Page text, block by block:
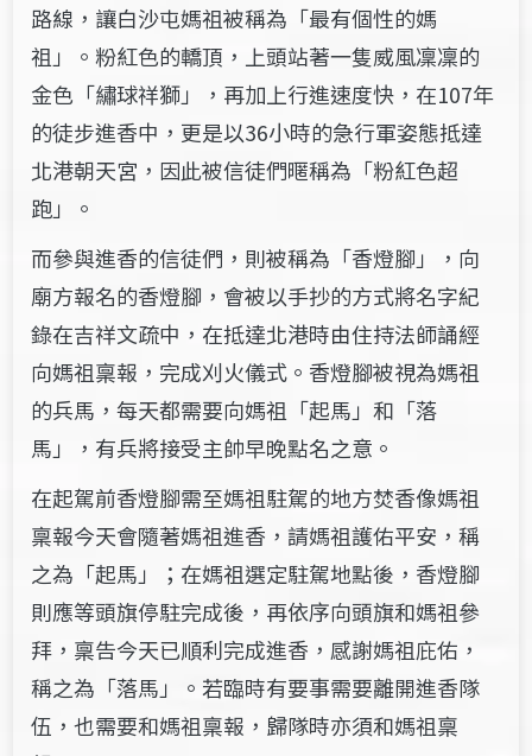
路線，讓白沙屯媽祖被稱為「最有個性的媽
祖」。粉紅色的轎頂，上頭站著一隻威風凜凜的
金色「繡球祥獅」，再加上行進速度快，在107年
的徒步進香中，更是以36小時的急行軍姿態抵達
北港朝天宮，因此被信徒們暱稱為「粉紅色超
跑」。
而參與進香的信徒們，則被稱為「香燈腳」，向
廟方報名的香燈腳，會被以手抄的方式將名字紀
錄在吉祥文疏中，在抵達北港時由住持法師誦經
向媽祖稟報，完成刈火儀式。香燈腳被視為媽祖
的兵馬，每天都需要向媽祖「起馬」和「落
馬」，有兵將接受主帥早晚點名之意。
在起駕前香燈腳需至媽祖駐駕的地方焚香像媽祖
稟報今天會隨著媽祖進香，請媽祖護佑平安，稱
之為「起馬」； 在媽祖選定駐駕地點後，香燈腳
則應等頭旗停駐完成後，再依序向頭旗和媽祖參
拜，稟告今天已順利完成進香，感謝媽祖庇佑，
稱之為「落馬」。若臨時有要事需要離開進香隊
伍，也需要和媽祖稟報，歸隊時亦須和媽祖稟